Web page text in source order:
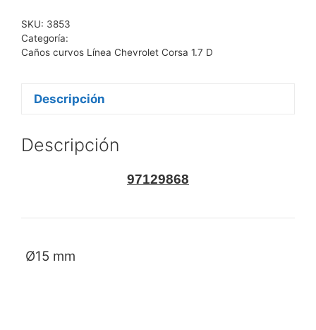
SKU: 3853
Categoría:
Caños curvos Línea Chevrolet Corsa 1.7 D
Descripción
Descripción
97129868
Ø15 mm